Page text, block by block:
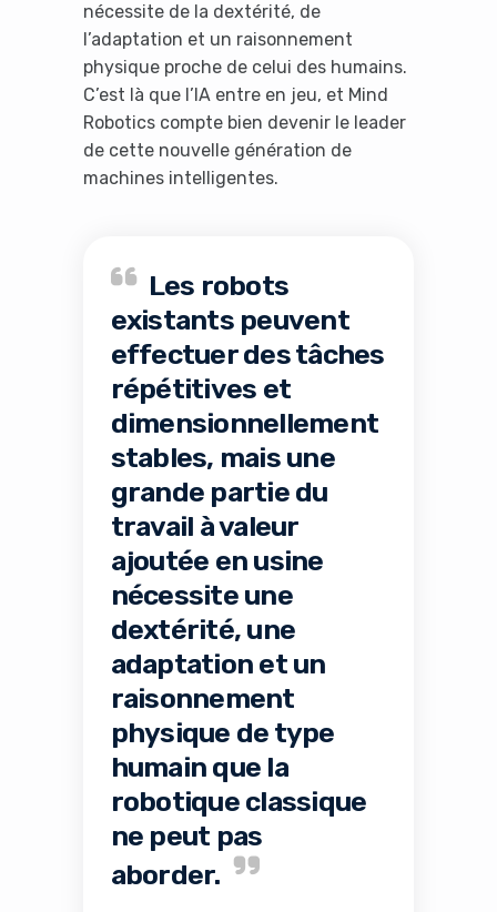
nécessite de la dextérité, de
l’adaptation et un raisonnement
physique proche de celui des humains.
C’est là que l’IA entre en jeu, et Mind
Robotics compte bien devenir le leader
de cette nouvelle génération de
machines intelligentes.
Les robots
existants peuvent
effectuer des tâches
répétitives et
dimensionnellement
stables, mais une
grande partie du
travail à valeur
ajoutée en usine
nécessite une
dextérité, une
adaptation et un
raisonnement
physique de type
humain que la
robotique classique
ne peut pas
aborder.